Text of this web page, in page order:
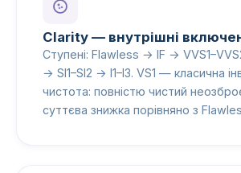
Clarity — внутрішні
Ступені: Flawless → IF →
→ SI1–SI2 → I1–I3. VS1 — класична
чистота: повністю чистий
суттєва знижка порівняно з